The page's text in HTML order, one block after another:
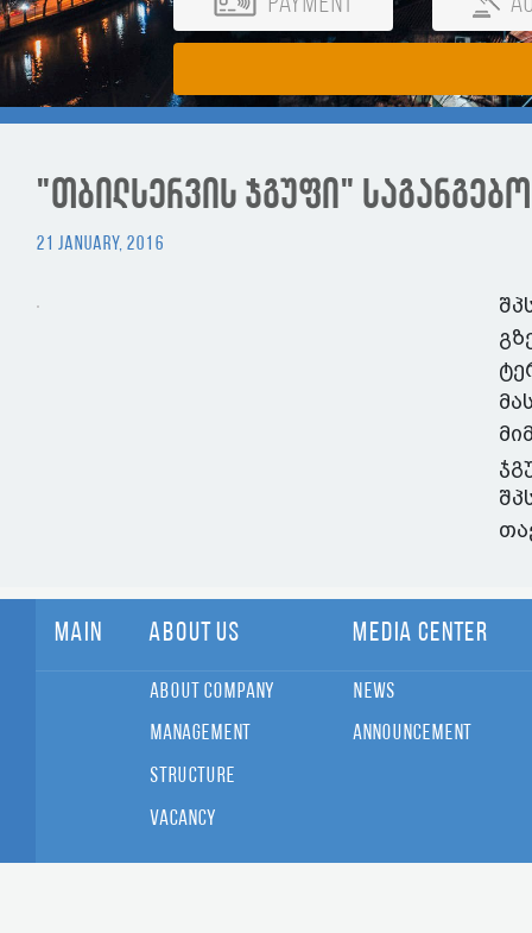
"თბილსერვის ჯგუფი"
21 January, 2016
Main About Us Media Center
About Company
News
Management
Announcement
Structure
Vacancy